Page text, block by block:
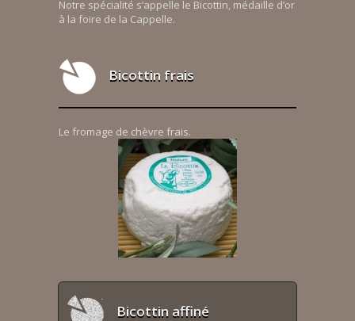
Notre spécialité s’appelle le Bicottin, médaille d’or
à la foire de la Cappelle.
Bicottin frais
Le fromage de chèvre frais.
Bicottin affiné